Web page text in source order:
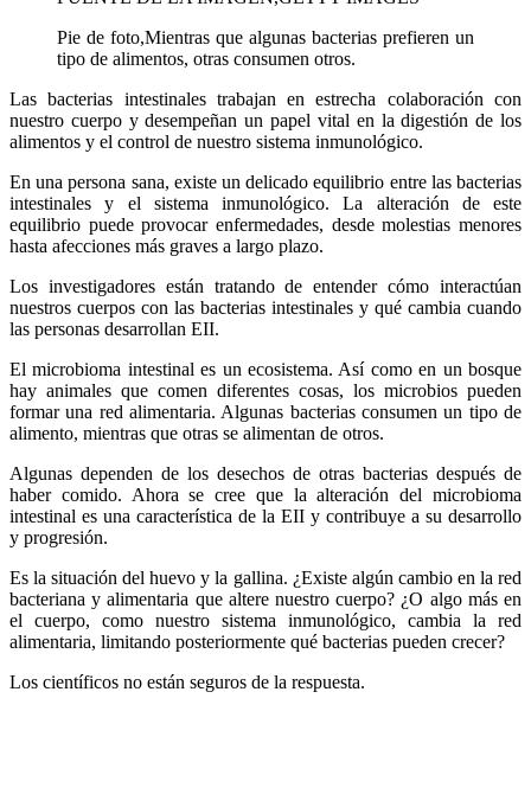
Pie de foto,Mientras que algunas bacterias prefieren un
tipo de alimentos, otras consumen otros.
Las bacterias intestinales trabajan en estrecha colaboración con
nuestro cuerpo y desempeñan un papel vital en la digestión de los
alimentos y el control de nuestro sistema inmunológico.
En una persona sana, existe un delicado equilibrio entre las bacterias
intestinales y el sistema inmunológico. La alteración de este
equilibrio puede provocar enfermedades, desde molestias menores
hasta afecciones más graves a largo plazo.
Los investigadores están tratando de entender cómo interactúan
nuestros cuerpos con las bacterias intestinales y qué cambia cuando
las personas desarrollan EII.
El microbioma intestinal es un ecosistema. Así como en un bosque
hay animales que comen diferentes cosas, los microbios pueden
formar una red alimentaria. Algunas bacterias consumen un tipo de
alimento, mientras que otras se alimentan de otros.
Algunas dependen de los desechos de otras bacterias después de
haber comido. Ahora se cree que la alteración del microbioma
intestinal es una característica de la EII y contribuye a su desarrollo
y progresión.
Es la situación del huevo y la gallina. ¿Existe algún cambio en la red
bacteriana y alimentaria que altere nuestro cuerpo? ¿O algo más en
el cuerpo, como nuestro sistema inmunológico, cambia la red
alimentaria, limitando posteriormente qué bacterias pueden crecer?
Los científicos no están seguros de la respuesta.